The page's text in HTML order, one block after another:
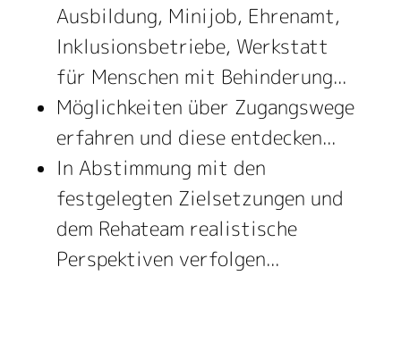
Ausbildung, Minijob, Ehrenamt,
Inklusionsbetriebe, Werkstatt
für Menschen mit Behinderung...
Möglichkeiten über Zugangswege
erfahren und diese entdecken...
In Abstimmung mit den
festgelegten Zielsetzungen und
dem Rehateam realistische
Perspektiven verfolgen...